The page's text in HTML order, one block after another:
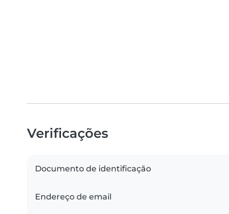
Verificações
Documento de identificação
Endereço de email